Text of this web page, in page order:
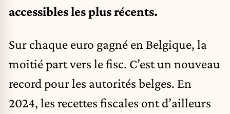
accessibles les plus récents.
Sur chaque euro gagné en Belgique, la
moitié part vers le fisc. C’est un nouveau
record pour les autorités belges. En
2024, les recettes fiscales ont d’ailleurs